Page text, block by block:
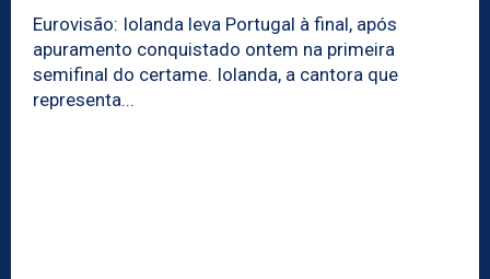
Eurovisão: Iolanda leva Portugal à final, após
apuramento conquistado ontem na primeira
semifinal do certame. Iolanda, a cantora que
representa...